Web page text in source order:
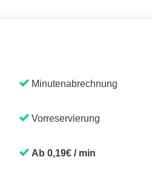
Minutenabrechnung
Vorreservierung
Ab 0,19€ / min